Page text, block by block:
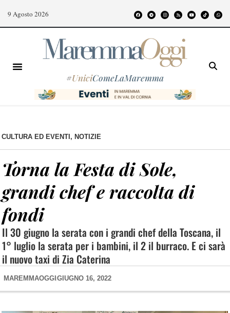
9 Agosto 2026
#UniciComeLaMaremma
CULTURA ED EVENTI , NOTIZIE
Torna la Festa di Sole,
grandi chef e raccolta di
fondi
Il 30 giugno la serata con i grandi chef della Toscana, il
1° luglio la serata per i bambini, il 2 il burraco. E ci sarà
il nuovo taxi di Zia Caterina
MAREMMAOGGI GIUGNO 16, 2022